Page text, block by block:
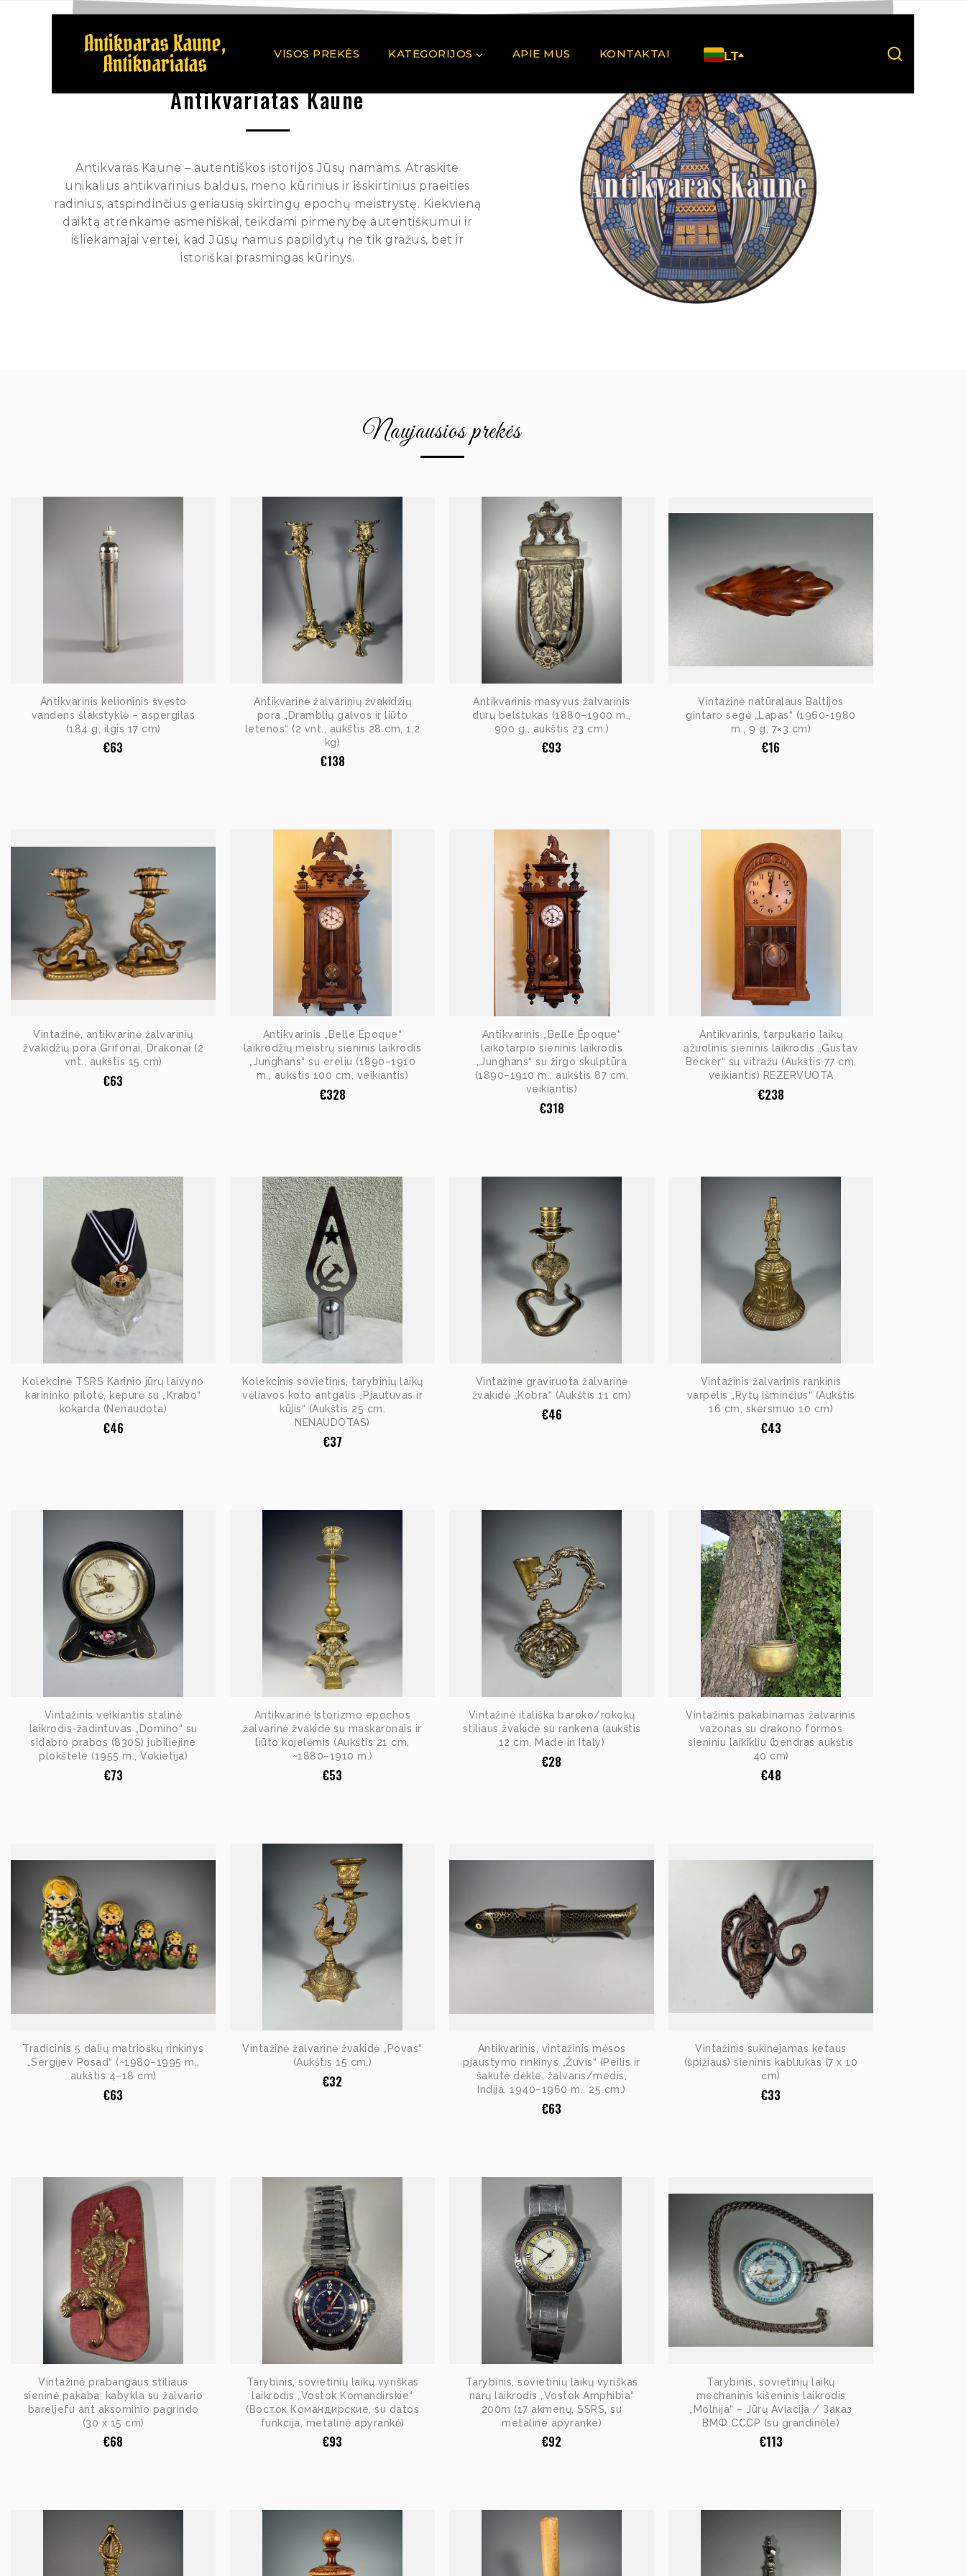
VISOS PREKĖS KATEGORIJOS APIE MUS KONTAKTAI LT
Antikvariatas Kaune
Antikvaras Kaune – autentiškos istorijos Jūsų namams. Atraskite
unikalius antikvarinius baldus, meno kūrinius ir išskirtinius praeities
radinius, atspindinčius geriausią skirtingų epochų meistrystę. Kiekvieną
daiktą atrenkame asmeniškai, teikdami pirmenybę autentiškumui ir
išliekamajai vertei, kad Jūsų namus papildytų ne tik gražus, bet ir
istoriškai prasmingas kūrinys.
Naujausios prekės
Antikvarinis kelioninis švęsto
vandens šlakstyklė – aspergilas
(184 g, ilgis 17 cm)
€63
Antikvarinė žalvarinių žvakidžių
pora „Dramblių galvos ir liūto
letenos“ (2 vnt., aukštis 28 cm, 1,2
kg)
€138
Antikvarinis masyvus žalvarinis
durų belstukas (1880–1900 m.,
900 g., aukštis 23 cm.)
€93
Vintažinė natūralaus Baltijos
gintaro segė „Lapas“ (1960-1980
m., 9 g, 7×3 cm)
€16
Vintažinė, antikvarinė žalvarinių
žvakidžių pora Grifonai, Drakonai (2
vnt., aukštis 15 cm)
€63
Antikvarinis „Belle Époque“
laikrodžių meistrų sieninis laikrodis
„Junghans“ su ereliu (1890–1910
m., aukštis 100 cm, veikiantis)
€328
Antikvarinis „Belle Époque“
laikotarpio sieninis laikrodis
„Junghans“ su žirgo skulptūra
(1890–1910 m., aukštis 87 cm,
veikiantis)
€318
Antikvarinis, tarpukario laikų
ąžuolinis sieninis laikrodis „Gustav
Becker“ su vitražu (Aukštis 77 cm,
veikiantis) REZERVUOTA
€238
Kolekcinė TSRS Karinio jūrų laivyno
karininko pilotė, kepurė su „Krabo“
kokarda (Nenaudota)
€46
Kolekcinis sovietinis, tarybinių laikų
vėliavos koto antgalis „Pjautuvas ir
kūjis“ (Aukštis 25 cm.
NENAUDOTAS)
€37
Vintažinė graviruota žalvarinė
žvakidė „Kobra“ (Aukštis 11 cm)
€46
Vintažinis žalvarinis rankinis
varpelis „Rytų išminčius“ (Aukštis
16 cm, skersmuo 10 cm)
€43
Vintažinis veikiantis stalinė
laikrodis-žadintuvas „Domino“ su
sidabro prabos (830S) jubiliejine
plokštele (1955 m., Vokietija)
€73
Antikvarinė Istorizmo epochos
žalvarinė žvakidė su maskaronais ir
liūto kojelėmis (Aukštis 21 cm,
~1880–1910 m.)
€53
Vintažinė itališka baroko/rokokų
stiliaus žvakidė su rankena (aukštis
12 cm, Made in Italy)
€28
Vintažinis pakabinamas žalvarinis
vazonas su drakono formos
sieniniu laikikliu (bendras aukštis
40 cm)
€48
Tradicinis 5 dalių matrioškų rinkinys
„Sergijev Posad“ (~1980–1995 m.,
aukštis 4–18 cm)
€63
Vintažinė žalvarinė žvakidė „Povas“
(Aukštis 15 cm.)
€32
Antikvarinis, vintažinis mėsos
pjaustymo rinkinys „Žuvis“ (Peilis ir
šakutė dėkle, žalvaris/medis,
Indija, 1940–1960 m., 25 cm.)
€63
Vintažinis sukinėjamas ketaus
(špižiaus) sieninis kabliukas (7 x 10
cm)
€33
Vintažinė prabangaus stiliaus
sieninė pakaba, kabykla su žalvario
bareljefu ant aksominio pagrindo
(30 x 15 cm)
€68
Tarybinis, sovietinių laikų vyriškas
laikrodis „Vostok Komandirskie“
(Восток Командирские, su datos
funkcija, metalinė apyrankė)
€93
Tarybinis, sovietinių laikų vyriškas
narų laikrodis „Vostok Amphibia“
200m (17 akmenų, SSRS, su
metaline apyranke)
€92
Tarybinis, sovietinių laikų
mechaninis kišeninis laikrodis
„Molnija“ – Jūrų Aviacija / Заказ
ВМФ СССР (su grandinėle)
€113